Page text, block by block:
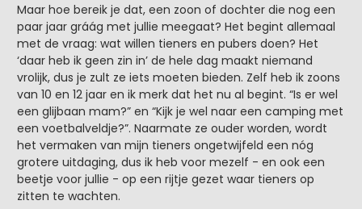
Maar hoe bereik je dat, een zoon of dochter die nog een
paar jaar gráág met jullie meegaat? Het begint allemaal
met de vraag: wat willen tieners en pubers doen? Het
‘daar heb ik geen zin in’ de hele dag maakt niemand
vrolijk, dus je zult ze iets moeten bieden. Zelf heb ik zoons
van 10 en 12 jaar en ik merk dat het nu al begint. “Is er wel
een glijbaan mam?” en “Kijk je wel naar een camping met
een voetbalveldje?”. Naarmate ze ouder worden, wordt
het vermaken van mijn tieners ongetwijfeld een nóg
grotere uitdaging, dus ik heb voor mezelf - en ook een
beetje voor jullie - op een rijtje gezet waar tieners op
zitten te wachten.